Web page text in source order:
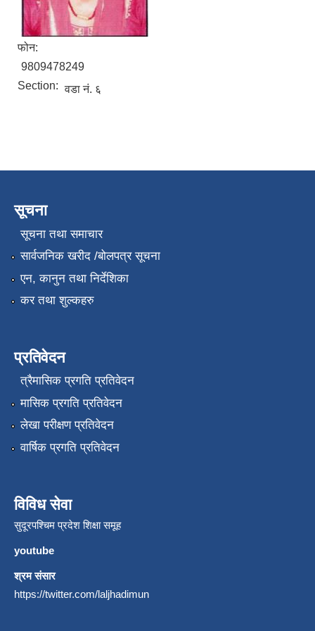
फोन:
9809478249
Section: वडा नं. ६
सूचना
सूचना तथा समाचार
सार्वजनिक खरीद /बोलपत्र सूचना
एन, कानुन तथा निर्देशिका
कर तथा शुल्कहरु
प्रतिवेदन
त्रैमासिक प्रगति प्रतिवेदन
मासिक प्रगति प्रतिवेदन
लेखा परीक्षण प्रतिवेदन
वार्षिक प्रगति प्रतिवेदन
विविध सेवा
सुदूरपश्चिम प्रदेश शिक्षा समूह
youtube
श्रम संसार
https://twitter.com/laljhadimun